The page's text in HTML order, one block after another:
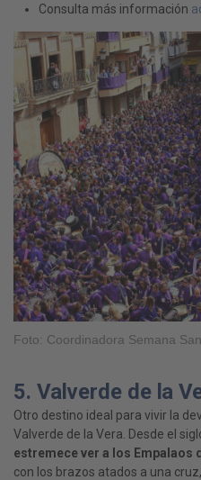
Consulta más información
Foto: Coordinadora Semana
5. Valverde de la
Otro destino ideal para vivir la
Valverde de la Vera. Desde el
estremece ver a los Empalaos
con los brazos atados a una